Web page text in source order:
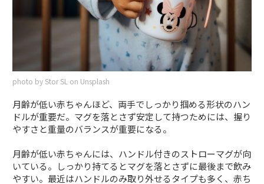
photo by Stor SL on Unsplash
月齢が低い赤ちゃんほど、両手でしっかり掴める形状のハン
ドルが重要だ。マグを落とさず安定して持つためには、握り
やすさと重量のバランスが重要になる。
月齢が低い赤ちゃんには、ハンドル付きのストローマグが向
いている。しっかり持てるとマグを落とさずに最後まで飲み
やすい。最近はハンドルのみ取り外せるタイプも多く、赤ち